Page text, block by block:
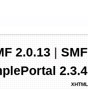
с
2.0.13|
XHTML